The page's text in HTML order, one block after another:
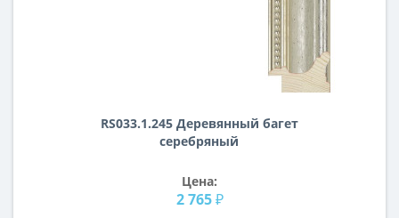
RS033.1.245 Деревянный багет
серебряный
Цена:
2 765 ₽